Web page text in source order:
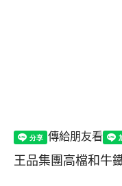
傳給朋友看
王品集團高檔和牛